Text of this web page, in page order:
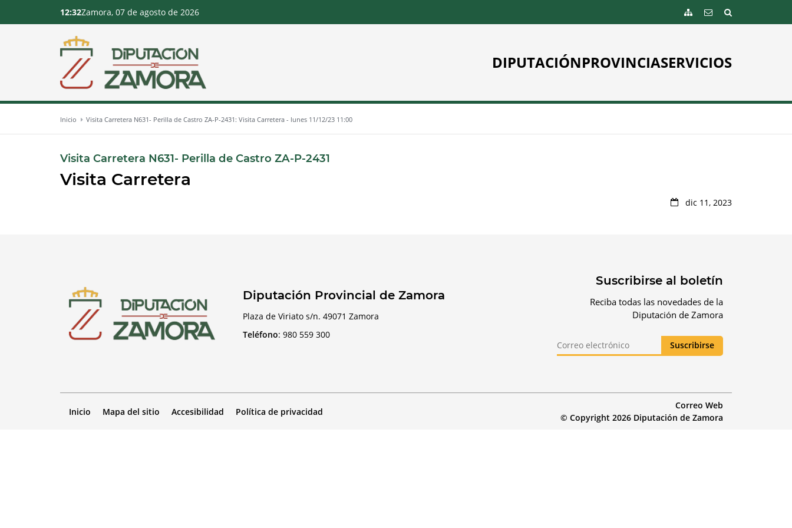
DIPUTACIÓNPROVINCIASERVICIOS
12:32Zamora, 07 de agosto de 2026
Inicio Visita Carretera N631- Perilla de Castro ZA-P-2431: Visita Carretera - lunes 11/12/23 11:00
Visita Carretera N631- Perilla de Castro ZA-P-2431
Visita Carretera
dic 11, 2023
Diputación Provincial de Zamora
Plaza de Viriato s/n. 49071 Zamora
Teléfono: 980 559 300
Suscribirse al boletín
Reciba todas las novedades de la
Diputación de Zamora
Inicio Mapa del sitio Accesibilidad Política de privacidad
Correo Web
© Copyright 2026 Diputación de Zamora